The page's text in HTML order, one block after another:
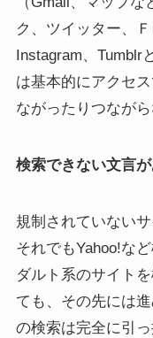
ク、ツイッター、
Instagram、Tumblr
は基本的にアクセ
ながったりつなが
検索できない文言
規制されていない
それでもYahoo!な
ダルト系のサイト
ても、その先には
の検索は完全に引